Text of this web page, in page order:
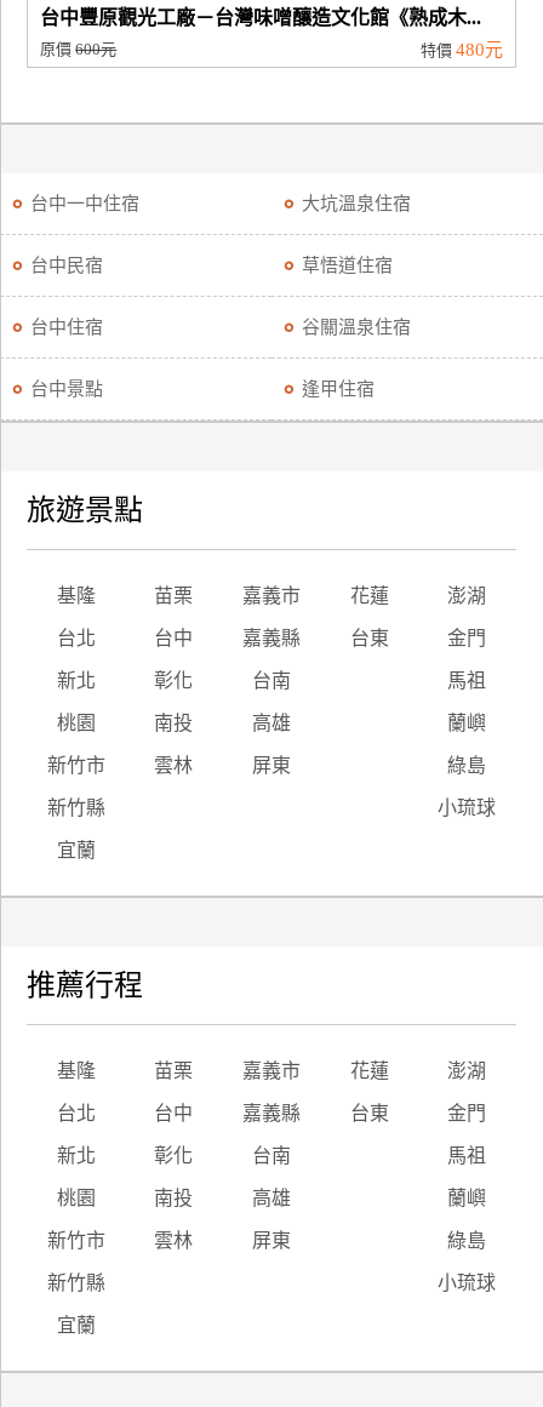
台中豐原觀光工廠－台灣味噌釀造文化館《熟成木...
原價600元 特價 480元
台中一中住宿 大坑溫泉住宿
台中民宿 草悟道住宿
台中住宿 谷關溫泉住宿
台中景點 逢甲住宿
旅遊景點
基隆 苗栗 嘉義市 花蓮 澎湖
台北 台中 嘉義縣 台東 金門
新北 彰化 台南 馬祖
桃園 南投 高雄 蘭嶼
新竹市 雲林 屏東 綠島
新竹縣 小琉球
宜蘭
推薦行程
基隆 苗栗 嘉義市 花蓮 澎湖
台北 台中 嘉義縣 台東 金門
新北 彰化 台南 馬祖
桃園 南投 高雄 蘭嶼
新竹市 雲林 屏東 綠島
新竹縣 小琉球
宜蘭